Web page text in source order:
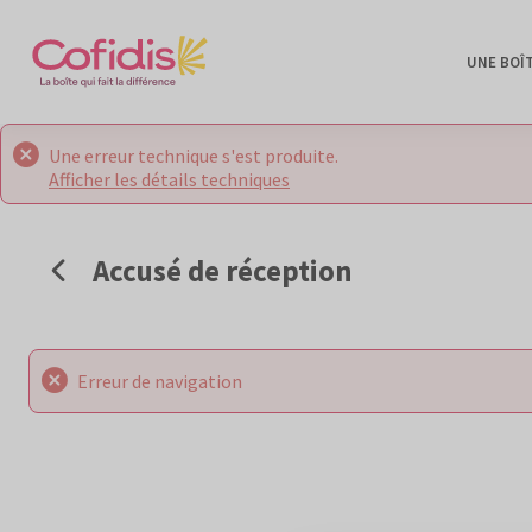
UNE
Une erreur technique s'est produite.
Afficher les détails techniques
Accusé de réception
Erreur de navigation